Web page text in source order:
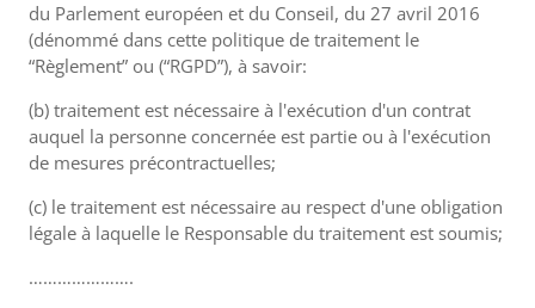
du Parlement européen et du Conseil, du 27 avril 2016
(dénommé dans cette politique de traitement le
“Règlement” ou (“RGPD”), à savoir:
(b) traitement est nécessaire à l'exécution d'un contrat
auquel la personne concernée est partie ou à l'exécution
de mesures précontractuelles;
(c) le traitement est nécessaire au respect d'une obligation
légale à laquelle le Responsable du traitement est soumis;
………………….